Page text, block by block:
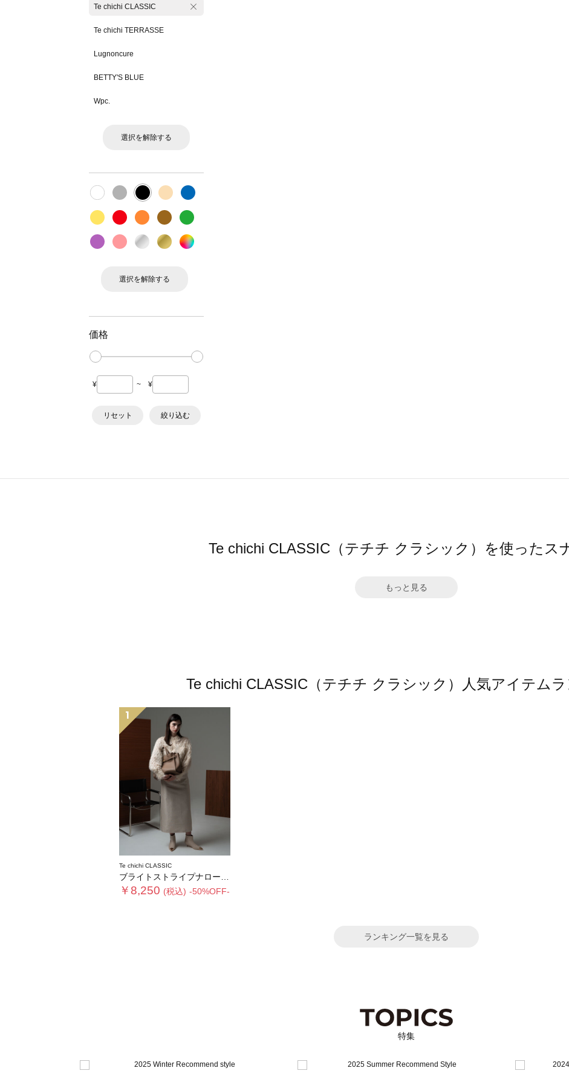
Te chichi CLASSIC
Te chichi TERRASSE
Lugnoncure
BETTY'S BLUE
Wpc.
選択を解除する
選択を解除する
価格
¥ ~ ¥
リセット 絞り込む
Te chichi CLASSIC（テチチ クラシック）を使ったス
もっと見る
Te chichi CLASSIC（テチチ クラシック）人気アイテム
1
Te chichi CLASSIC
ブライトストライプナロースカート《2025winter catalog item》
￥8,250 (税込) -50%OFF-
ランキング一覧を見る
特集